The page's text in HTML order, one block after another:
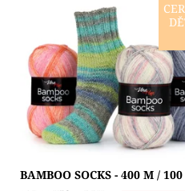
První 100% přírodní
výrobce Vlna-Hep. Polyamid
nahradili bambusovou
především kvůli
vlastnostem. Zároveň je...
Dostupnost:
Skladem 3 ks
Značka:
VLNA-HEP
BAMBOO SOCKS - 400 M /